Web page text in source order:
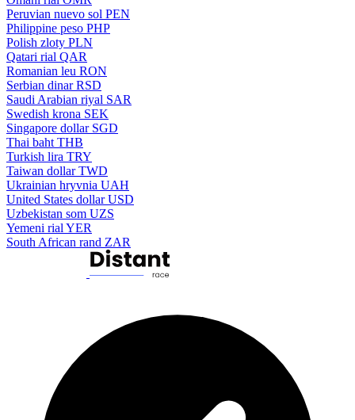
Peruvian nuevo sol PEN
Philippine peso PHP
Polish zloty PLN
Qatari rial QAR
Romanian leu RON
Serbian dinar RSD
Saudi Arabian riyal SAR
Swedish krona SEK
Singapore dollar SGD
Thai baht THB
Turkish lira TRY
Taiwan dollar TWD
Ukrainian hryvnia UAH
United States dollar USD
Uzbekistan som UZS
Yemeni rial YER
South African rand ZAR